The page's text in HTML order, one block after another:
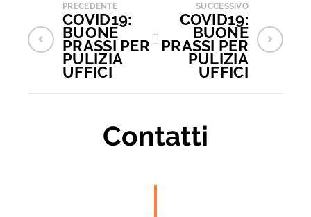
PRECEDENTE
COVID19:
BUONE
PRASSI PER
PULIZIA
UFFICI
SUCCESSIVO
COVID19:
BUONE
PRASSI PER
PULIZIA
UFFICI
Contatti